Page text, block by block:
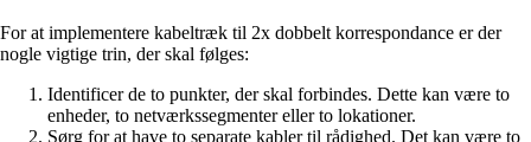
For at implementere kabeltræk til 2x dobbelt korrespondance er der
nogle vigtige trin, der skal følges:
Identificer de to punkter, der skal forbindes. Dette kan være to
enheder, to netværkssegmenter eller to lokationer.
Sørg for at have to separate kabler til rådighed. Det kan være to